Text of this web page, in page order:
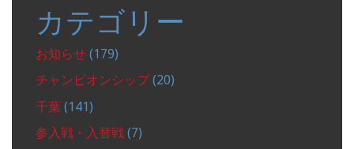
カテゴリー
お知らせ (179)
チャンピオンシップ(20)
千葉 (141)
参入戦・入替戦 (7)